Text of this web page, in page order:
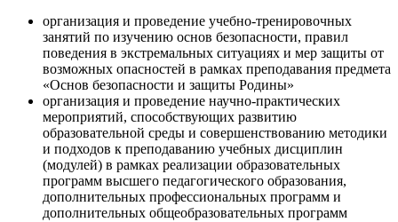
организация и проведение учебно-тренировочных
занятий по изучению основ безопасности, правил
поведения в экстремальных ситуациях и мер защиты от
возможных опасностей в рамках преподавания предмета
«Основ безопасности и защиты Родины»
организация и проведение научно-практических
мероприятий, способствующих развитию
образовательной среды и совершенствованию методики
и подходов к преподаванию учебных дисциплин
(модулей) в рамках реализации образовательных
программ высшего педагогического образования,
дополнительных профессиональных программ и
дополнительных общеобразовательных программ